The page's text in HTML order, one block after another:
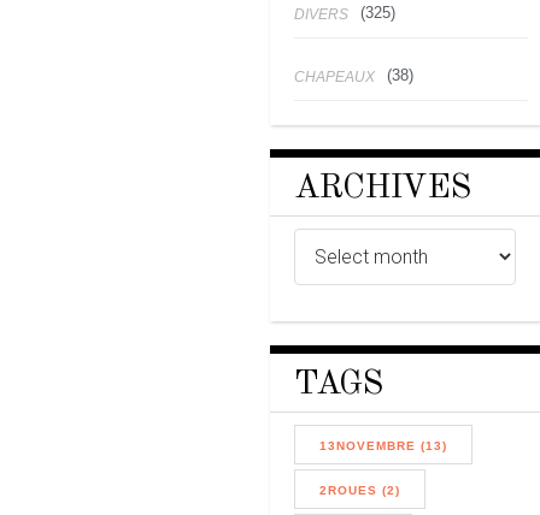
DIVERS (325)
CHAPEAUX (38)
ARCHIVES
TAGS
13NOVEMBRE (13)
2ROUES (2)